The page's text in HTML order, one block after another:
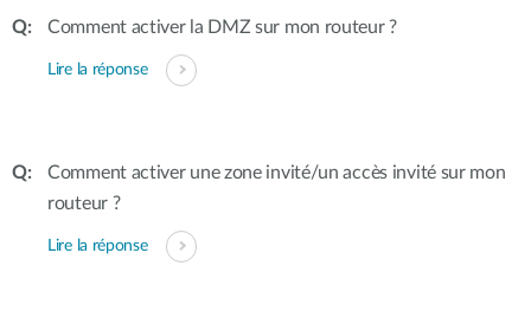
Comment activer la DMZ sur mon routeur ?
Lire la réponse
Comment activer une zone invité/un accès invité sur mon
routeur ?
Lire la réponse